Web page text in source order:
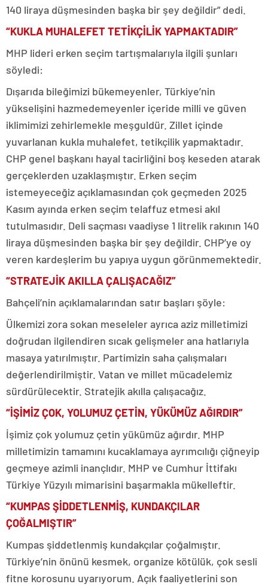
140 liraya düşmesinden başka bir şey değildir” dedi.
“KUKLA MUHALEFET TETİKÇİLİK YAPMAKTADIR”
MHP lideri erken seçim tartışmalarıyla ilgili şunları
söyledi:
Dışarıda bileğimizi bükemeyenler, Türkiye’nin
yükselişini hazmedemeyenler içeride milli ve güven
iklimimizi zehirlemekle meşguldür. Zillet içinde
yuvarlanan kukla muhalefet, tetikçilik yapmaktadır.
CHP genel başkanı hayal tacirliğini boş keseden atarak
gerçeklerden uzaklaşmıştır. Erken seçim
istemeyeceğiz açıklamasından çok geçmeden 2025
Kasım ayında erken seçim telaffuz etmesi akıl
tutulmasıdır. Deli saçması vaadiyse 1 litrelik rakının 140
liraya düşmesinden başka bir şey değildir. CHP’ye oy
veren kardeşlerim bu yapıya uygun görünmemektedir.
“STRATEJİK AKILLA ÇALIŞACAĞIZ”
Bahçeli’nin açıklamalarından satır başları şöyle:
Ülkemizi zora sokan meseleler ayrıca aziz milletimizi
doğrudan ilgilendiren sıcak gelişmeler ana hatlarıyla
masaya yatırılmıştır. Partimizin saha çalışmaları
değerlendirilmiştir. Vatan ve millet mücadelemiz
sürdürülecektir. Stratejik akılla çalışacağız.
“İŞİMİZ ÇOK, YOLUMUZ ÇETİN, YÜKÜMÜZ AĞIRDIR”
İşimiz çok yolumuz çetin yükümüz ağırdır. MHP
milletimizin tamamını kucaklamaya ayrımcılığı çiğneyip
geçmeye azimli inançlıdır. MHP ve Cumhur İttifakı
Türkiye Yüzyılı mimarisini başarmakla mükelleftir.
“KUMPAS ŞİDDETLENMİŞ, KUNDAKÇILAR
ÇOĞALMIŞTIR”
Kumpas şiddetlenmiş kundakçılar çoğalmıştır.
Türkiye’nin önünü kesmek, organize kötülük, çok sesli
fitne korosunu uyarıyorum. Açık faaliyetlerini son